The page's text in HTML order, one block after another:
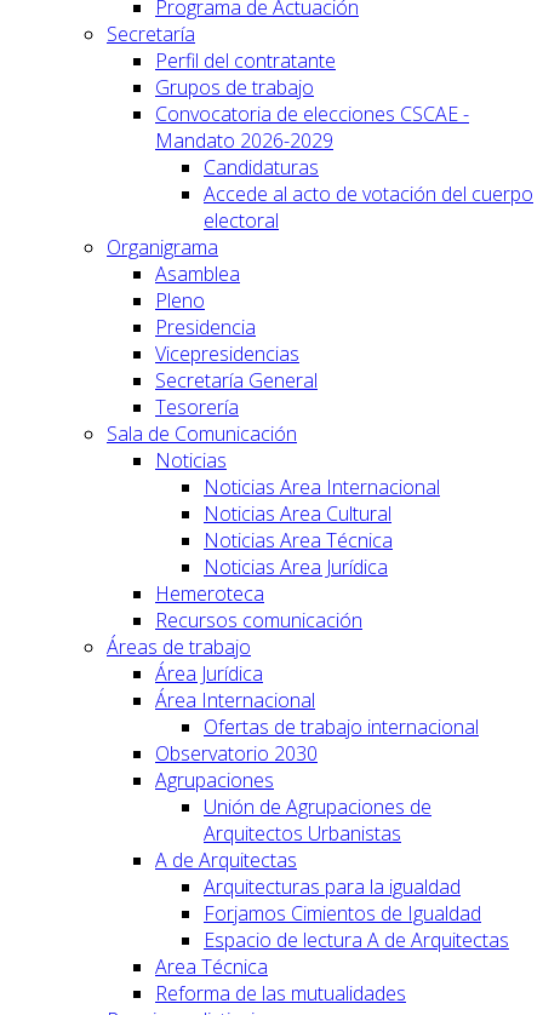
Programa de Actuación
Secretaría
Perfil del contratante
Grupos de trabajo
Convocatoria de elecciones CSCAE -
Mandato 2026-2029
Candidaturas
Accede al acto de votación del cuerpo
electoral
Organigrama
Asamblea
Pleno
Presidencia
Vicepresidencias
Secretaría General
Tesorería
Sala de Comunicación
Noticias
Noticias Area Internacional
Noticias Area Cultural
Noticias Area Técnica
Noticias Area Jurídica
Hemeroteca
Recursos comunicación
Áreas de trabajo
Área Jurídica
Área Internacional
Ofertas de trabajo internacional
Observatorio 2030
Agrupaciones
Unión de Agrupaciones de
Arquitectos Urbanistas
A de Arquitectas
Arquitecturas para la igualdad
Forjamos Cimientos de Igualdad
Espacio de lectura A de Arquitectas
Area Técnica
Reforma de las mutualidades